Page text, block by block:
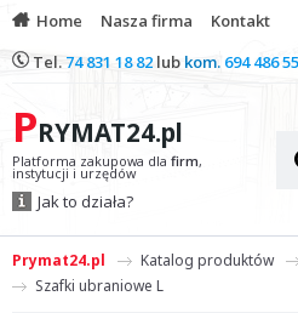
Home Nasza firma
Kontakt
Tel. 74 831 18 82 lub kom. 694 486
PRYMAT24.pl
Platforma zakupowa dla firm,
instytucji i urzędów
Jak to działa?
Prymat24.pl Katalog produktów
Szafki ubraniowe L